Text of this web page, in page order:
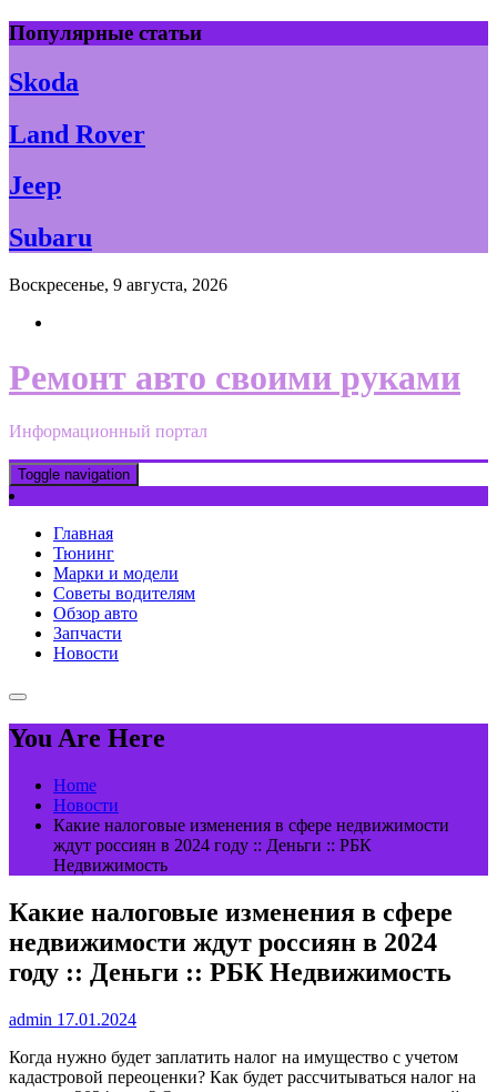
Skip
to
content
Популярные статьи
Skoda
Land Rover
Jeep
Subaru
Воскресенье, 9 августа, 2026
Ремонт авто своими руками
Информационный портал
Toggle navigation
Главная
Тюнинг
Марки и модели
Советы водителям
Обзор авто
Запчасти
Новости
You Are Here
Home
Новости
Какие налоговые изменения в сфере недвижимости
ждут россиян в 2024 году :: Деньги :: РБК
Недвижимость
Какие налоговые изменения в сфере
недвижимости ждут россиян в 2024
году :: Деньги :: РБК Недвижимость
admin 17.01.2024
Когда нужно будет заплатить налог на имущество с учетом
кадастровой переоценки? Как будет рассчитываться налог на